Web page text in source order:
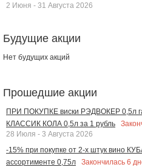
2 Июня - 31 Августа 2026
Будущие акции
Нет будущих акций
Прошедшие акции
ПРИ ПОКУПКЕ виски РЭДВОКЕР 0,5л
КЛАССИК КОЛА 0,5л за 1 рубль
28 Июля - 3 Августа 2026
-15% при покупке от 2-х штук
ассортименте 0,75л
Закончилась 6